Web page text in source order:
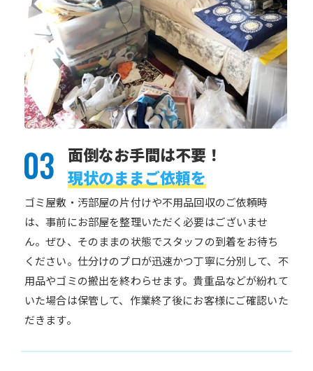
面倒なお手間は不要！
現状のままご依頼を
ゴミ屋敷・汚部屋の片付けや不用品回収のご依頼時
は、事前にお部屋を整理いただく必要はございませ
ん。ぜひ、そのままの状態でスタッフの到着をお待ち
ください。仕分けのプロが迅速かつ丁寧に分別して、不
用品やゴミの搬出を終わらせます。貴重品などが紛れて
いた場合は保管して、作業終了後にお客様にご確認いた
だきます。